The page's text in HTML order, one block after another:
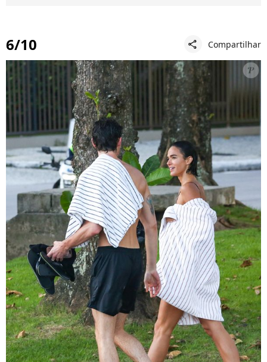
6/10 share Compartilhar